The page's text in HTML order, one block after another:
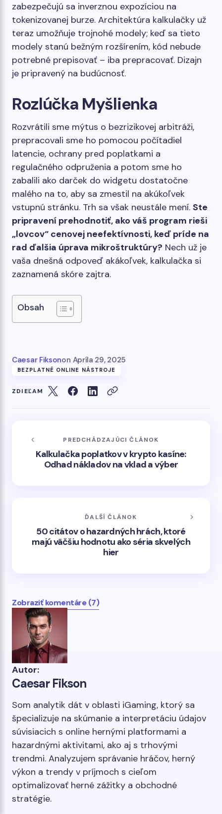
zabezpečujú sa inverznou expozíciou na
tokenizovanej burze. Architektúra kalkulačky už
teraz umožňuje trojnohé modely; keď sa tieto
modely stanú bežným rozšírením, kód nebude
potrebné prepisovať – iba prepracovať. Dizajn
je pripravený na budúcnosť.
Rozlúčka Myšlienka
Rozvrátili sme mýtus o bezrizikovej arbitráži,
prepracovali sme ho pomocou počítadiel
latencie, ochrany pred poplatkami a
regulačného odpruženia a potom sme ho
zabalili ako darček do widgetu dostatočne
malého na to, aby sa zmestil na akúkoľvek
vstupnú stránku. Trh sa však neustále mení. Ste
pripravení prehodnotiť, ako váš program rieši
„lovcov“ cenovej neefektívnosti, keď príde na
rad ďalšia úprava mikroštruktúry? Nech už je
vaša dnešná odpoveď akákoľvek, kalkulačka si
zaznamená skóre zajtra.
Obsah
Caesar Fiksonon Apríla 29, 2025
BEZPLATNÉ ONLINE NÁSTROJE
ZDIEĽAM
PREDCHÁDZAJÚCI ČLÁNOK
Kalkulačka poplatkov v krypto kasíne:
Odhad nákladov na vklad a výber
ĎALŠÍ ČLÁNOK
50 citátov o hazardných hrách, ktoré
majú väčšiu hodnotu ako séria skvelých
hier
Zobraziť komentáre (7)
Autor:
Caesar Fikson
Som analytik dát v oblasti iGaming, ktorý sa
špecializuje na skúmanie a interpretáciu údajov
súvisiacich s online hernými platformami a
hazardnými aktivitami, ako aj s trhovými
trendmi. Analyzujem správanie hráčov, herný
výkon a trendy v príjmoch s cieľom
optimalizovať herné zážitky a obchodné
stratégie.